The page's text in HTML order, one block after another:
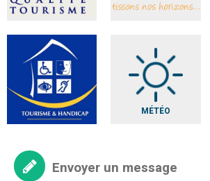
MÉTÉO
Envoyer un message